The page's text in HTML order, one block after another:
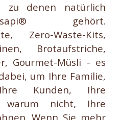
zu denen natürlich
gehört.
Zero-Waste-Kits,
Brotaufstriche,
Gourmet-Müsli - es
um Ihre Familie,
Kunden, Ihre
warum nicht, Ihre
Wenn Sie mehr